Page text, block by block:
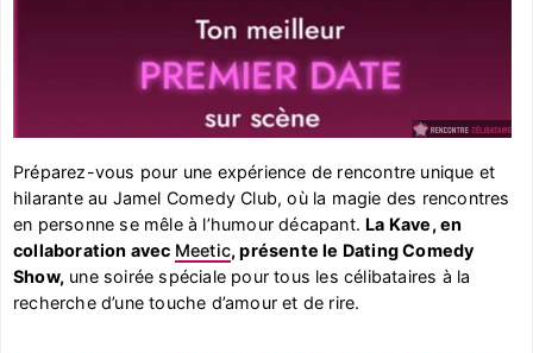
Préparez-vous pour une expérience de rencontre unique et
hilarante au Jamel Comedy Club, où la magie des rencontres
en personne se mêle à l’humour décapant. La Kave, en
collaboration avec Meetic, présente le Dating Comedy
Show, une soirée spéciale pour tous les célibataires à la
recherche d’une touche d’amour et de rire.